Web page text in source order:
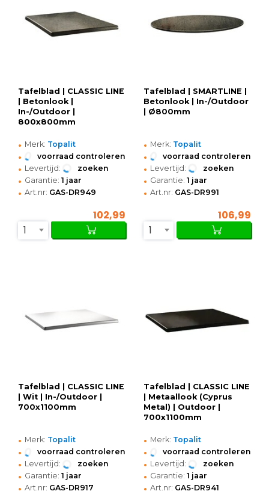
Tafelblad | CLASSIC LINE
| Betonlook |
In-/Outdoor |
800x800mm
• Merk: Topalit
• voorraad controleren
• Levertijd: zoeken
• Garantie: 1 jaar
• Art.nr: GAS-DR949
102,99
1
Tafelblad | SMARTLINE |
Betonlook | In-/Outdoor
| Ø800mm
• Merk: Topalit
• voorraad controleren
• Levertijd: zoeken
• Garantie: 1 jaar
• Art.nr: GAS-DR991
106,99
1
Tafelblad | CLASSIC LINE
| Wit | In-/Outdoor |
700x1100mm
• Merk: Topalit
• voorraad controleren
• Levertijd: zoeken
• Garantie: 1 jaar
• Art.nr: GAS-DR917
Tafelblad | CLASSIC LINE
| Metaallook (Cyprus
Metal) | Outdoor |
700x1100mm
• Merk: Topalit
• voorraad controleren
• Levertijd: zoeken
• Garantie: 1 jaar
• Art.nr: GAS-DR941